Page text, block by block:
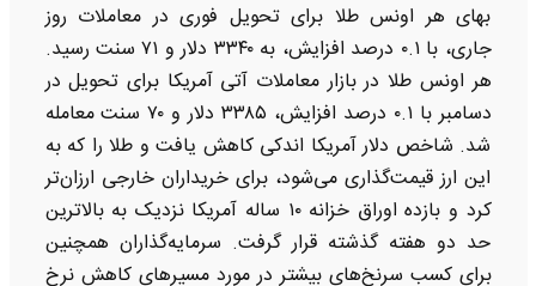
بهای هر اونس طلا برای تحویل فوری در معاملات روز
جاری، با ۰.۱ درصد افزایش، به ۳۳۴۰ دلار و ۷۱ سنت رسید.
هر اونس طلا در بازار معاملات آتی آمریکا برای تحویل در
دسامبر با ۰.۱ درصد افزایش، ۳۳۸۵ دلار و ۷۰ سنت معامله
شد. شاخص دلار آمریکا اندکی کاهش یافت و طلا را که به
این ارز قیمت‌گذاری می‌شود، برای خریداران خارجی ارزان‌تر
کرد و بازده اوراق خزانه ۱۰ ساله آمریکا نزدیک به بالاترین
حد دو هفته گذشته قرار گرفت. سرمایه‌گذاران همچنین
برای کسب سرنخ‌های بیشتر در مورد مسیرهای کاهش نرخ